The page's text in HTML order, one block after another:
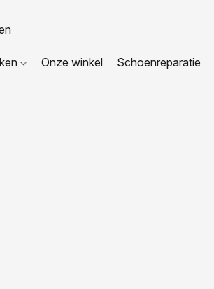
Onze winkel Schoenreparatie